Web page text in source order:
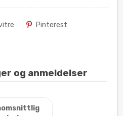
Pinterest
og anmeldelser